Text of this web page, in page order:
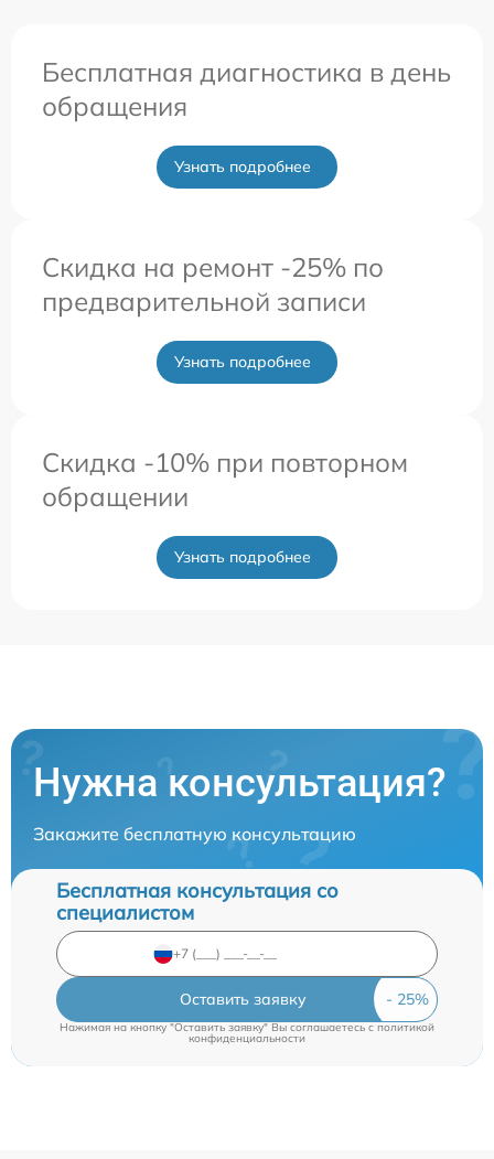
Бесплатная диагностика в день
обращения
Узнать подробнее
Скидка на ремонт -25% по
предварительной записи
Узнать подробнее
Скидка -10% при повторном
обращении
Узнать подробнее
Нужна консультация?
Закажите бесплатную консультацию
Бесплатная консультация со
специалистом
Оставить заявку
Нажимая на кнопку "Оставить заявку" Вы соглашаетесь cполитикой
конфиденциальности